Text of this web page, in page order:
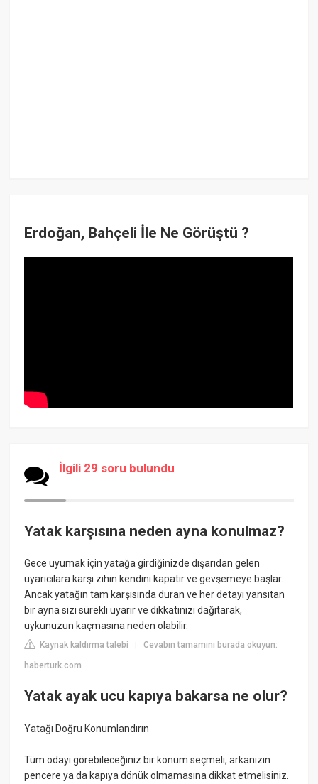
Erdoğan, Bahçeli İle Ne Görüştü ?
İlgili 29 soru bulundu
Yatak karşısına neden ayna konulmaz?
Gece uyumak için yatağa girdiğinizde dışarıdan gelen
uyarıcılara karşı zihin kendini kapatır ve gevşemeye başlar.
Ancak yatağın tam karşısında duran ve her detayı yansıtan
bir ayna sizi sürekli uyarır ve dikkatinizi dağıtarak,
uykunuzun kaçmasına neden olabilir.
Kaynak kaldırma talebi |Cevabın tamamını burada okuyun:
haberturk.com
Yatak ayak ucu kapıya bakarsa ne olur?
Yatağı Doğru Konumlandırın
Tüm odayı görebileceğiniz bir konum seçmeli, arkanızın
pencere ya da kapıya dönük olmamasına dikkat etmelisiniz.